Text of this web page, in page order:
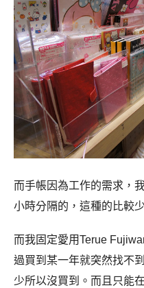
而手帳因為工作的需求，
小時分隔的，這種的比較
而我固定愛用Terue
過買到某一年就突然找不
少所以沒買到。而且只能